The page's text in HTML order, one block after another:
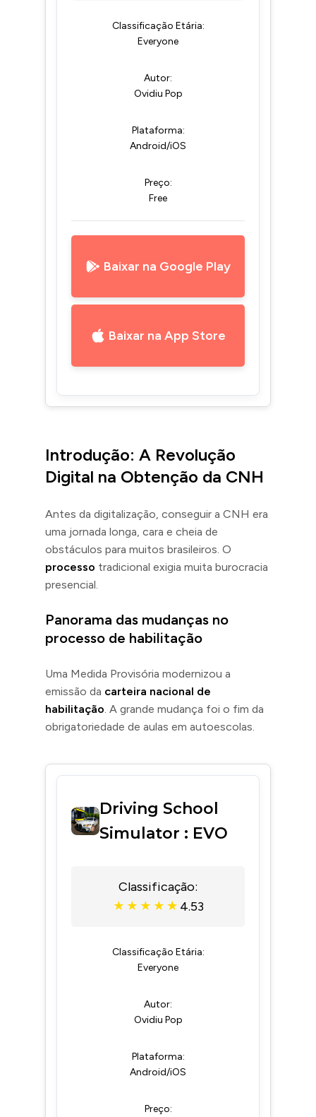
Classificação Etária:
Everyone
Autor:
Ovidiu Pop
Plataforma:
Android/iOS
Preço:
Free
Baixar na Google Play
Baixar na App Store
Introdução: A Revolução
Digital na Obtenção da CNH
Antes da digitalização, conseguir a CNH era
uma jornada longa, cara e cheia de
obstáculos para muitos brasileiros. O
processo tradicional exigia muita burocracia
presencial.
Panorama das mudanças no
processo de habilitação
Uma Medida Provisória modernizou a
emissão da carteira nacional de
habilitação . A grande mudança foi o fim da
obrigatoriedade de aulas em autoescolas.
Driving School
Simulator : EVO
Classificação:
★ ★ ★ ★ ★ 4.53
Classificação Etária:
Everyone
Autor:
Ovidiu Pop
Plataforma:
Android/iOS
Preço: